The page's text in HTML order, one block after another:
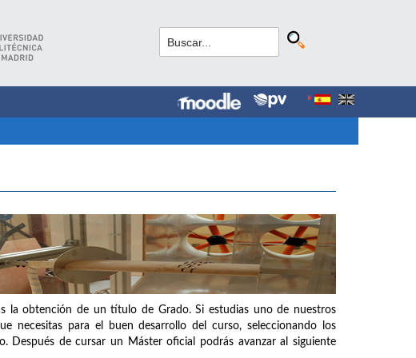
la obtención de un título de Grado. Si estudias uno de nuestros
necesitas para el buen desarrollo del curso, seleccionando los
Después de cursar un Máster oficial podrás avanzar al siguiente